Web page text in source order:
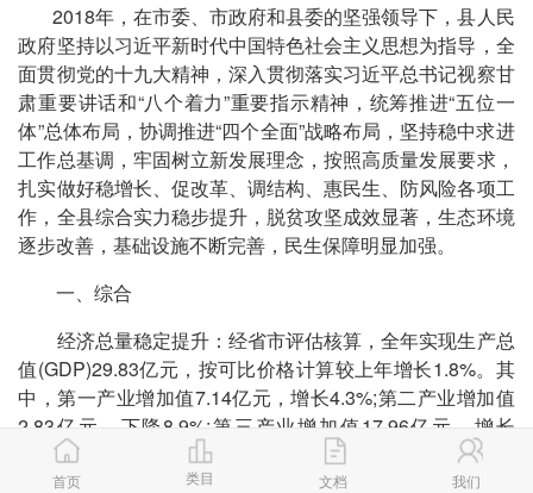
2018年，在市委、市政府和县委的坚强领导下，县人民
政府坚持以习近平新时代中国特色社会主义思想为指导，全
面贯彻党的十九大精神，深入贯彻落实习近平总书记视察甘
肃重要讲话和“八个着力”重要指示精神，统筹推进“五位一
体”总体布局，协调推进“四个全面”战略布局，坚持稳中求进
工作总基调，牢固树立新发展理念，按照高质量发展要求，
扎实做好稳增长、促改革、调结构、惠民生、防风险各项工
作，全县综合实力稳步提升，脱贫攻坚成效显著，生态环境
逐步改善，基础设施不断完善，民生保障明显加强。
一、综合
经济总量稳定提升：经省市评估核算，全年实现生产总
值(GDP)29.83亿元，按可比价格计算较上年增长1.8%。其
中，第一产业增加值7.14亿元，增长4.3%;第二产业增加值
2.83亿元，下降8.9%;第三产业增加值17.96亿元，增长
2.6%。
首页 类目 文档 我们